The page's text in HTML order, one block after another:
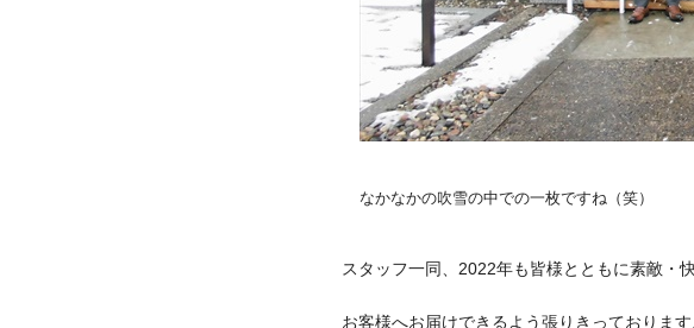
なかなかの吹雪の中での一枚ですね（笑）
スタッフ一同、2022年も皆様とともに素敵・
お客様へお届けできるよう張りきっております